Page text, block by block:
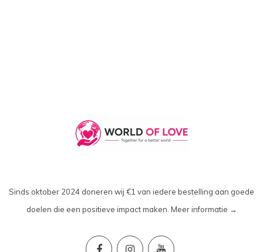
Sinds oktober 2024 doneren wij €1 van iedere bestelling aan goede
doelen die een positieve impact maken. Meer informatie →